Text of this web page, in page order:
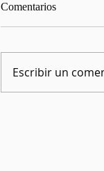
Comentarios
Escribir un